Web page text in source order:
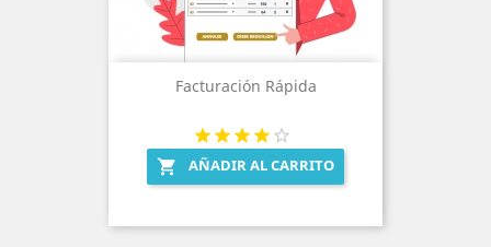
Facturación Rápida
 AÑADIR AL CARRITO